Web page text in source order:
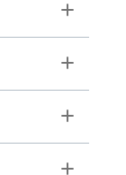
Toggle
Toggle
Toggle
Toggle